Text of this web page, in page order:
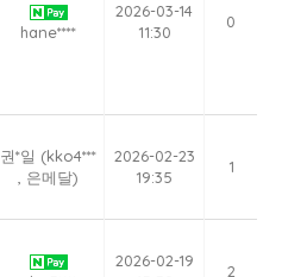
hane****
2026-03-14
11:30
0
권*일 (kko4***
, 은메달)
2026-02-23
19:35
1
2026-02-19
2